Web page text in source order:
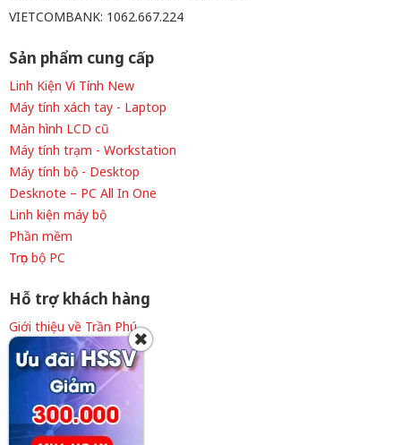
VIETCOMBANK: 1062.667.224
Sản phẩm cung cấp
Linh Kiện Vi Tính New
Máy tính xách tay - Laptop
Màn hình LCD cũ
Máy tính trạm - Workstation
Máy tính bộ - Desktop
Desknote – PC All In One
Linh kiện máy bộ
Phần mềm
Trọn bộ PC
Hỗ trợ khách hàng
Giới thiệu về Trần Phú
Thông tin tuyển dụng
Liên hệ cửa hàng
Chính sách thanh toán
Chính sách giao hàng
Chính sách bảo hành
✖